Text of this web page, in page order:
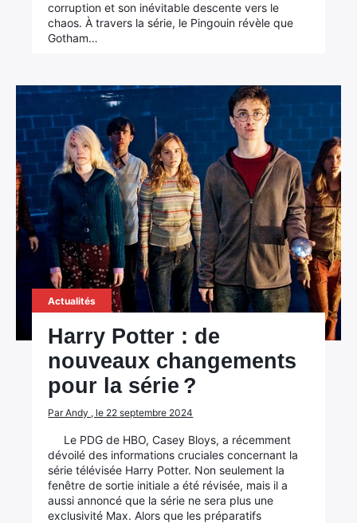
corruption et son inévitable descente vers le
chaos. À travers la série, le Pingouin révèle que
Gotham…
Actualités
Harry Potter : de
nouveaux changements
pour la série ?
Par Andy , le 22 septembre 2024
Le PDG de HBO, Casey Bloys, a récemment
dévoilé des informations cruciales concernant la
série télévisée Harry Potter. Non seulement la
fenêtre de sortie initiale a été révisée, mais il a
aussi annoncé que la série ne sera plus une
exclusivité Max. Alors que les préparatifs